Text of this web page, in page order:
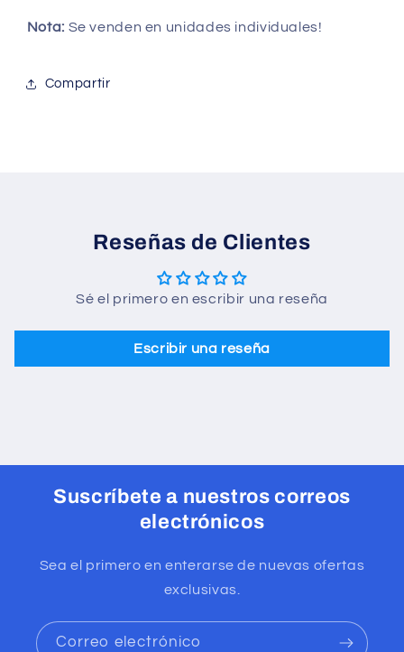
Nota: Se venden en unidades individuales!
Compartir
Reseñas de Clientes
Sé el primero en escribir una reseña
Escribir una reseña
Suscríbete a nuestros correos
electrónicos
Sea el primero en enterarse de nuevas ofertas
exclusivas.
Correo electrónico